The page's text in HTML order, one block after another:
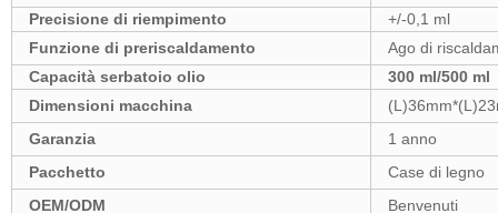
Precisione di riempimento
+/-0,1 ml
Funzione di preriscaldamento
Ago di
Capacità serbatoio olio
300 ml/500 ml
Dimensioni macchina
Garanzia
1 anno
Pacchetto
Case di legno
OEM/ODM
Benvenuti